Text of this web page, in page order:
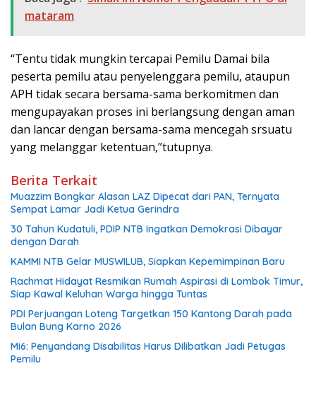
mataram
“Tentu tidak mungkin tercapai Pemilu Damai bila
peserta pemilu atau penyelenggara pemilu, ataupun
APH tidak secara bersama-sama berkomitmen dan
mengupayakan proses ini berlangsung dengan aman
dan lancar dengan bersama-sama mencegah srsuatu
yang melanggar ketentuan,”tutupnya.
Berita Terkait
Muazzim Bongkar Alasan LAZ Dipecat dari PAN, Ternyata
Sempat Lamar Jadi Ketua Gerindra
30 Tahun Kudatuli, PDIP NTB Ingatkan Demokrasi Dibayar
dengan Darah
KAMMI NTB Gelar MUSWILUB, Siapkan Kepemimpinan Baru
Rachmat Hidayat Resmikan Rumah Aspirasi di Lombok Timur,
Siap Kawal Keluhan Warga hingga Tuntas
PDI Perjuangan Loteng Targetkan 150 Kantong Darah pada
Bulan Bung Karno 2026
Mi6: Penyandang Disabilitas Harus Dilibatkan Jadi Petugas
Pemilu